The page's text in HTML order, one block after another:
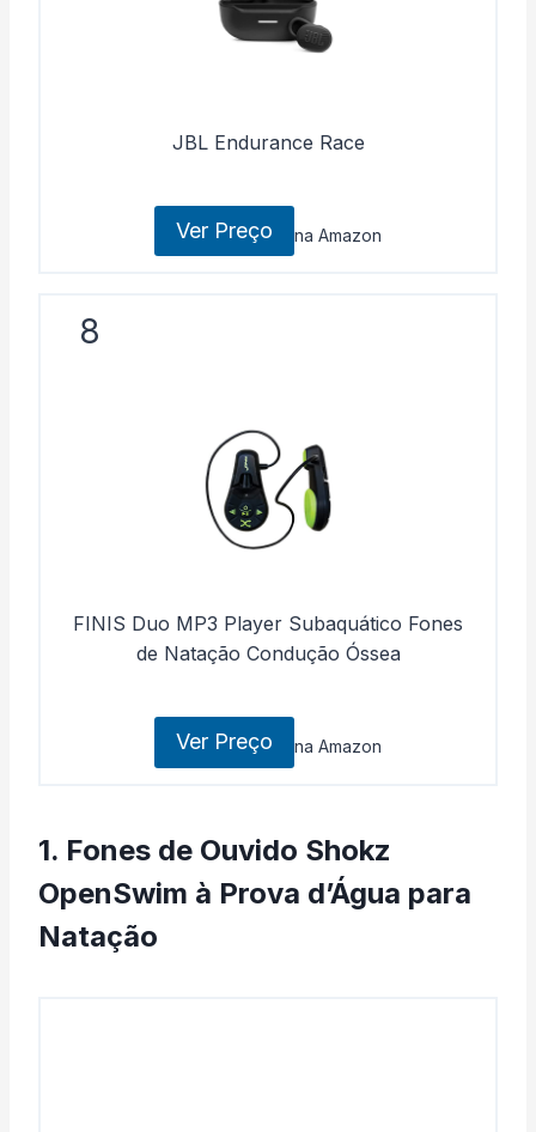
JBL Endurance Race
Ver Preço na Amazon
8
FINIS Duo MP3 Player Subaquático Fones
de Natação Condução Óssea
Ver Preço na Amazon
1. Fones de Ouvido Shokz
OpenSwim à Prova d’Água para
Natação